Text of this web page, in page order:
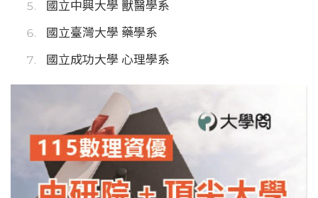
國立中興大學 獸醫學系
國立臺灣大學 藥學系
國立成功大學 心理學系